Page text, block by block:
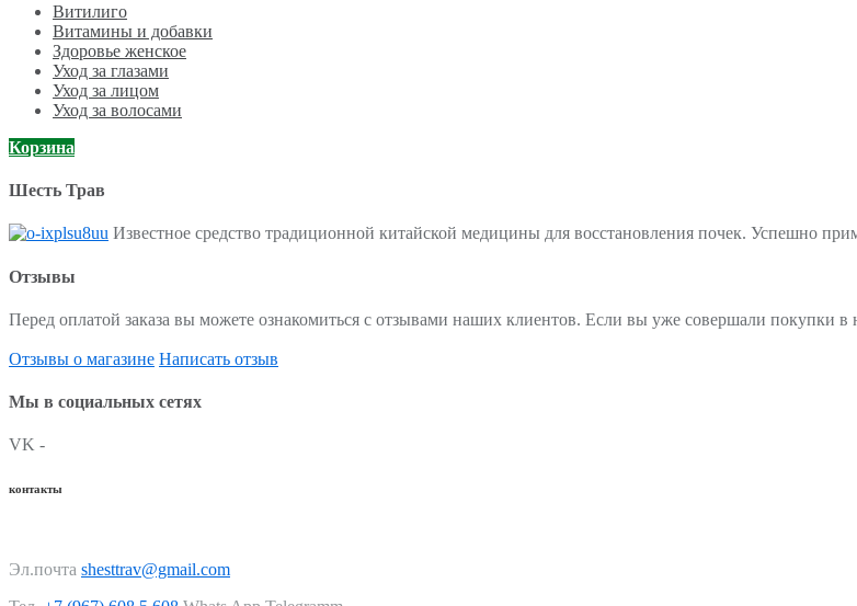
Витилиго
Витамины и добавки
Здоровье женское
Уход за глазами
Уход за лицом
Уход за волосами
Корзина
Шесть Трав
Известное средство традиционной китайской медицины для восстановления почек. Успешно
Отзывы
Перед оплатой заказа вы можете ознакомиться с отзывами наших клиентов. Если вы уже совершали покупки
Отзывы о магазине Написать отзыв
Мы в социальных сетях
VK -
контакты
Эл.почта shesttrav@gmail.com